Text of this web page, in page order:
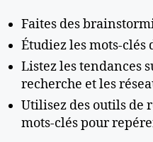
Faites des
Étudiez les mots-clés
Listez les tendances
recherche et les
Utilisez des outils de
mots-clés pour